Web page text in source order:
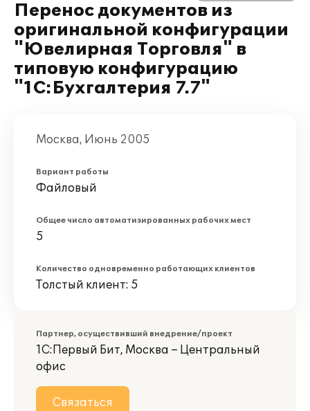
Перенос документов из
оригинальной конфигурации
"Ювелирная Торговля" в
типовую конфигурацию
"1С:Бухгалтерия 7.7"
Москва, Июнь 2005
Вариант работы
Файловый
Общее число автоматизированных рабочих мест
5
Количество одновременно работающих клиентов
Толстый клиент: 5
Партнер, осуществивший внедрение/проект
1С:Первый Бит, Москва – Центральный
офис
Связаться